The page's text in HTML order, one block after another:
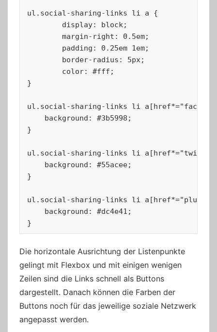
ul.social-sharing-links li a {
}
ul.social-sharing-links li
    background: #3b5998;
}
ul.social-sharing-links li
    background: #55acee;
}
ul.social-sharing-links li
    background: #dc4e41;
}
Die horizontale Ausrichtung der Listenpunkte
gelingt mit Flexbox und mit einigen wenigen
Zeilen sind die Links schnell als Buttons
dargestellt. Danach können die Farben der
Buttons noch für das jeweilige soziale Netzwerk
angepasst werden.